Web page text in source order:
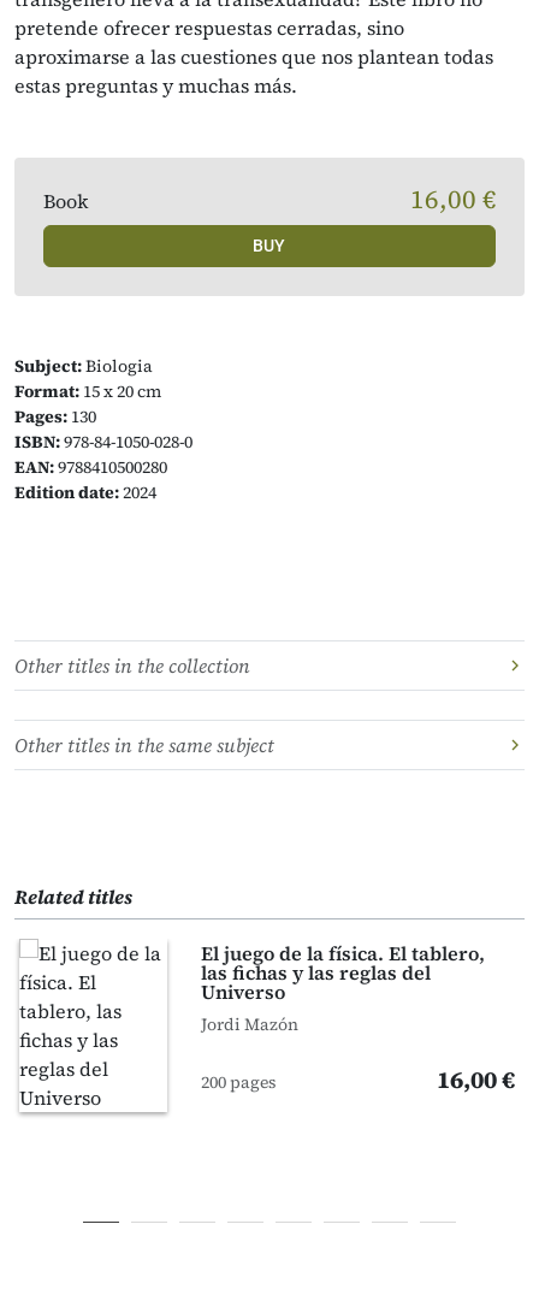
pretende ofrecer respuestas cerradas, sino
aproximarse a las cuestiones que nos plantean todas
estas preguntas y muchas más.
Subject:Biologia
Format: 15 x 20 cm
Pages: 130
ISBN:978-84-1050-028-0
EAN:9788410500280
Edition date:2024
Book 16,00 €
BUY
Other titles in the collection
Other titles in the same subject
Related titles
El juego de la física. El tablero,
las fichas y las reglas del
Universo
Jordi Mazón
200 pages 16,00 €